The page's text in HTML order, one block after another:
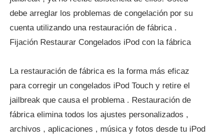
debe arreglar los problemas de congelación por su
cuenta utilizando una restauración de fábrica .
Fijación Restaurar Congelados iPod con la fábrica
La restauración de fábrica es la forma más eficaz
para corregir un congelados iPod Touch y retire el
jailbreak que causa el problema . Restauración de
fábrica elimina todos los ajustes personalizados ,
archivos , aplicaciones , música y fotos desde tu iPod